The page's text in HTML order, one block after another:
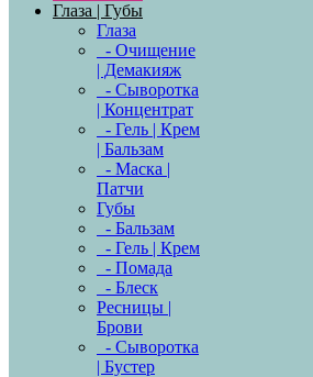
Глаза | Губы
Глаза
- Очищение
| Демакияж
- Сыворотка
| Концентрат
- Гель | Крем
| Бальзам
- Маска |
Патчи
Губы
- Бальзам
- Гель | Крем
- Помада
- Блеск
Ресницы |
Брови
- Сыворотка
| Бустер